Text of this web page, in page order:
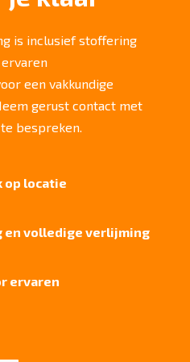
B02
A
is inclusief stoffering
een vakkundige
gerust contact met
bespreken.
op locatie
volledige verlijming
ervaren